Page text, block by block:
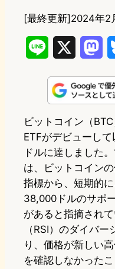
[最終更新]2024年2
n
s
t
o
d
o
n
ビットコイン（
ETFがデビューし
ドルに達しました
は、ビットコイン
指標から、短期的
38,000ドルのサポ
があると指摘され
（RSI）のダイバ
り、価格が新しい
を確認しなかった